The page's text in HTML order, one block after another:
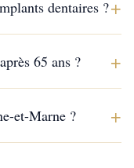
dentaires ?+
65 ans ? +
et-Marne ? +